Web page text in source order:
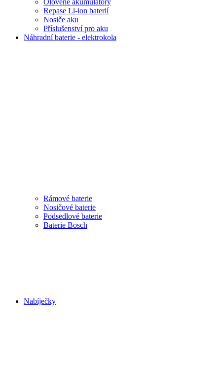
Repase Li-ion baterií
Nosiče aku
Příslušenství pro aku
Náhradní baterie - elektrokola
Rámové baterie
Nosičové baterie
Podsedlové baterie
Baterie Bosch
Nabíječky